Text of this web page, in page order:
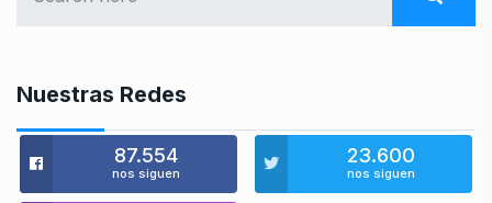
Nuestras Redes
87.554
nos siguen
23.600
nos siguen